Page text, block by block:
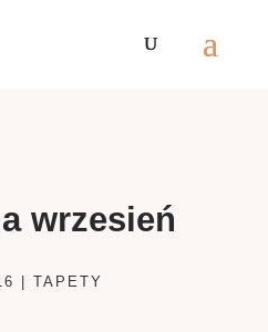
wrzesień
TAPETY